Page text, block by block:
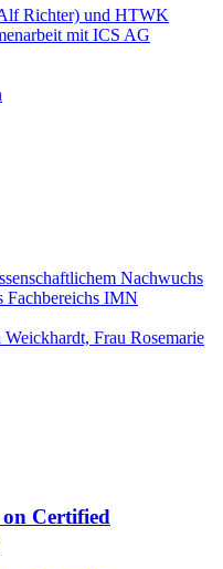
Richter) und HTWK
mit ICS AG
Nachwuchs
IMN
Frau Rosemarie
Certified